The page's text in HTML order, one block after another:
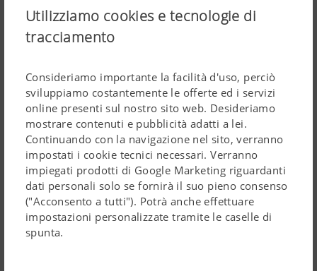
Utilizziamo cookies e tecnologie di
tracciamento
Consideriamo importante la facilità d'uso, perciò
sviluppiamo costantemente le offerte ed i servizi
online presenti sul nostro sito web. Desideriamo
mostrare contenuti e pubblicità adatti a lei.
Continuando con la navigazione nel sito, verranno
impostati i cookie tecnici necessari. Verranno
impiegati prodotti di Google Marketing riguardanti
dati personali solo se fornirà il suo pieno consenso
("Acconsento a tutti"). Potrà anche effettuare
impostazioni personalizzate tramite le caselle di
spunta.
taglio, l’inattività costa cara e riduce la qualità del
foraggio.
elevata. I coltelli vengono mantenuti nella posizione
corretta, garantendo un taglio sempre uniforme.
Le molle a compressione ed i bilancieri del dispositivo di
sicurezza brevettato dei coltelli si trovano in posizione
sicura. Ciò riduce notevolmente l'imbrattamento del
supporto dei coltelli.